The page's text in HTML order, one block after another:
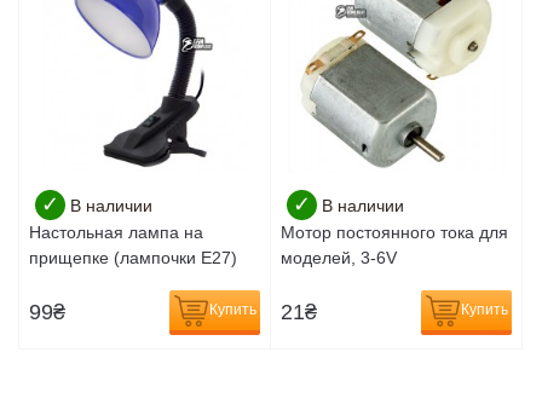
✓
В наличии
Настольная лампа на
прищепке (лампочки E27)
99₴ Купить
✓
В наличии
Мотор постоянного тока для
моделей, 3-6V
21₴ Купить